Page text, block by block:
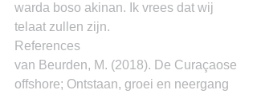
warda boso akinan. Ik vrees dat wij
telaat zullen zijn.
References
van Beurden, M. (2018). De Curaçaose
offshore; Ontstaan, groei en neergang